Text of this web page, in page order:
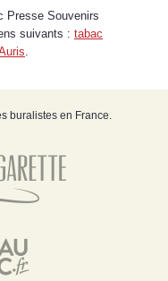
Presse Souvenirs
suivants : tabac
.
buralistes en France.